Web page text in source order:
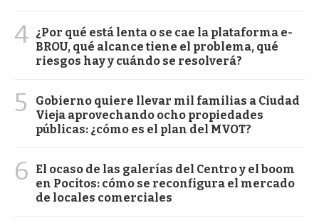
4 ¿Por qué está lenta o se cae la plataforma e-
BROU, qué alcance tiene el problema, qué
riesgos hay y cuándo se resolverá?
5
Gobierno quiere llevar mil familias a Ciudad
Vieja aprovechando ocho propiedades
públicas: ¿cómo es el plan del MVOT?
6
El ocaso de las galerías del Centro y el boom
en Pocitos: cómo se reconfigura el mercado
de locales comerciales